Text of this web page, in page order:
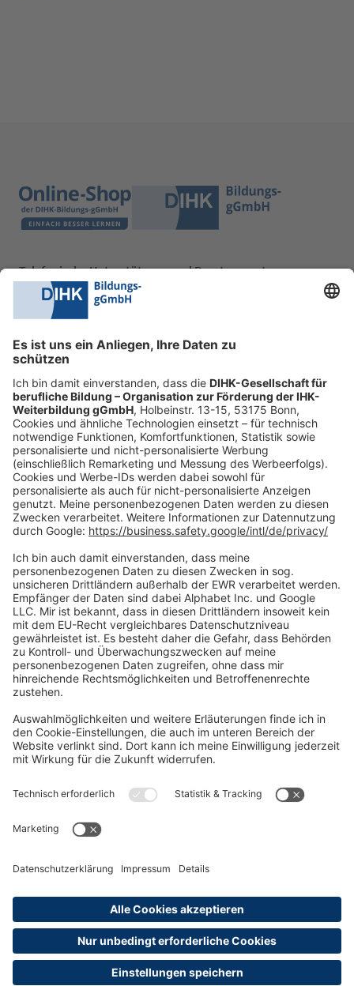
Telefonische Unterstützung und Beratung unter:
0228 6205 205
Fr.:
09:00-14:00 Uhr
shop@dihk-bildung.shop
Vertrag widerrufen
Zahlungsarten
Social Media
Oft Gesucht
Rund um die Prüfung
Datenschutzerklärung
Widerrufsrecht
Versandinformationen
Erklärung zur Barrierefreiheit
Abonnements hier kündigen
Cookie-Einstellungen
Alle Preise sind inkl. MwSt. und ggf. zzgl.Versandkosten